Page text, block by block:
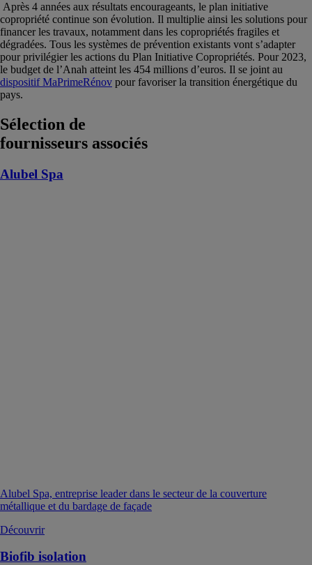
Après 4 années aux résultats encourageants, le plan initiative
copropriété continue son évolution. Il multiplie ainsi les solutions pour
financer les travaux, notamment dans les copropriétés fragiles et
dégradées. Tous les systèmes de prévention existants vont s’adapter
pour privilégier les actions du Plan Initiative Copropriétés. Pour 2023,
le budget de l’Anah atteint les 454 millions d’euros. Il se joint au
dispositif MaPrimeRénov pour favoriser la transition énergétique du
pays.
Sélection de
fournisseurs associés
Alubel Spa
Alubel Spa, entreprise leader dans le secteur de la couverture
métallique et du bardage de façade
Découvrir
Biofib isolation